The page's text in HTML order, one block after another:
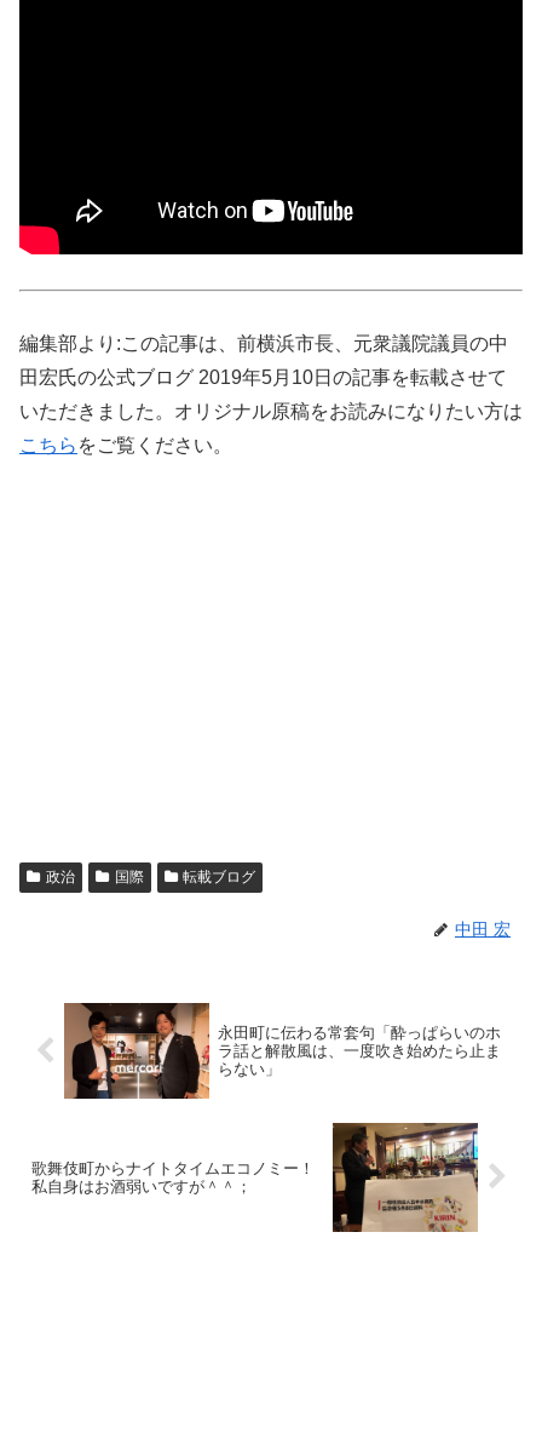
編集部より:この記事は、前横浜市長、元衆議院議員の中
田宏氏の公式ブログ 2019年5月10日の記事を転載させて
いただきました。オリジナル原稿をお読みになりたい方は
こちら をご覧ください。
政治 国際 転載ブログ
中田 宏
永田町に伝わる常套句「酔っぱらいのホ
ラ話と解散風は、一度吹き始めたら止ま
らない」
歌舞伎町からナイトタイムエコノミー！
私自身はお酒弱いですが＾＾；